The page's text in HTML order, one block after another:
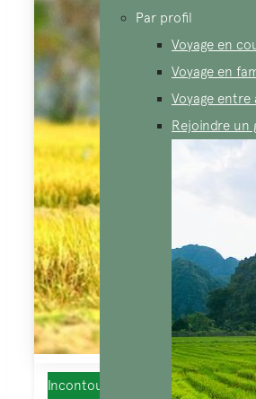
Par profil
Voyage en
Voyage en
Voyage entre
Rejoindre un
Incontournables, rencontre